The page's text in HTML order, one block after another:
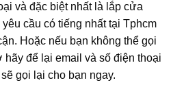
và đặc biệt nhất là lắp cửa
cầu có tiếng nhất tại Tphcm
Hoặc nếu bạn không thể gọi
để lại email và số điện thoại
gọi lại cho bạn ngay.